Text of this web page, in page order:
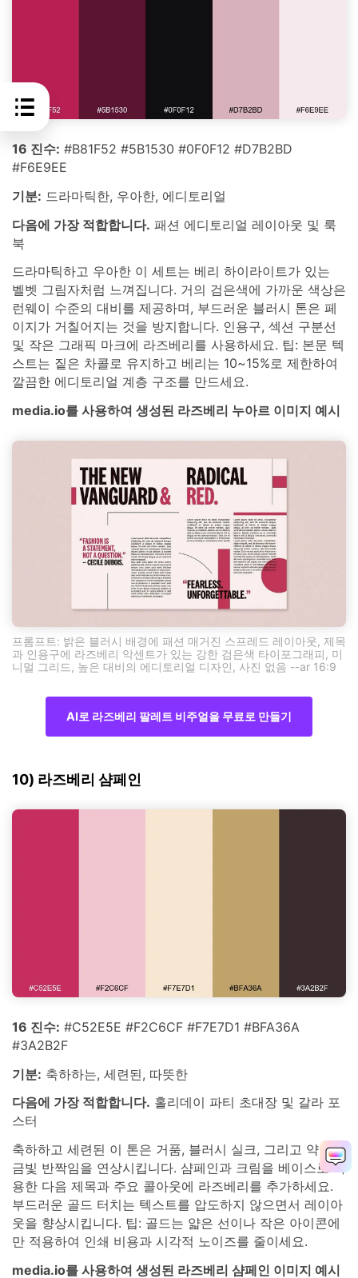
16 진수: #B81F52 #5B1530 #0F0F12 #D7B2BD
#F6E9EE
기분: 드라마틱한, 우아한, 에디토리얼
다음에 가장 적합합니다. 패션 에디토리얼 레이아웃 및 룩
북
드라마틱하고 우아한 이 세트는 베리 하이라이트가 있는
벨벳 그림자처럼 느껴집니다. 거의 검은색에 가까운 색상은
런웨이 수준의 대비를 제공하며, 부드러운 블러시 톤은 페
이지가 거칠어지는 것을 방지합니다. 인용구, 섹션 구분선
및 작은 그래픽 마크에 라즈베리를 사용하세요. 팁: 본문 텍
스트는 짙은 차콜로 유지하고 베리는 10~15%로 제한하여
깔끔한 에디토리얼 계층 구조를 만드세요.
media.io를 사용하여 생성된 라즈베리 누아르 이미지 예시
프롬프트: 밝은 블러시 배경에 패션 매거진 스프레드 레이아웃, 제목
과 인용구에 라즈베리 악센트가 있는 강한 검은색 타이포그래피, 미
니멀 그리드, 높은 대비의 에디토리얼 디자인, 사진 없음 --ar 16:9
AI로 라즈베리 팔레트 비주얼을 무료로 만들기
10) 라즈베리 샴페인
16 진수: #C52E5E #F2C6CF #F7E7D1 #BFA36A
#3A2B2F
기분: 축하하는, 세련된, 따뜻한
다음에 가장 적합합니다. 홀리데이 파티 초대장 및 갈라 포
스터
축하하고 세련된 이 톤은 거품, 블러시 실크, 그리고 약간의
금빛 반짝임을 연상시킵니다. 샴페인과 크림을 베이스로 사
용한 다음 제목과 주요 콜아웃에 라즈베리를 추가하세요.
부드러운 골드 터치는 텍스트를 압도하지 않으면서 레이아
웃을 향상시킵니다. 팁: 골드는 얇은 선이나 작은 아이콘에
만 적용하여 인쇄 비용과 시각적 노이즈를 줄이세요.
media.io를 사용하여 생성된 라즈베리 샴페인 이미지 예시